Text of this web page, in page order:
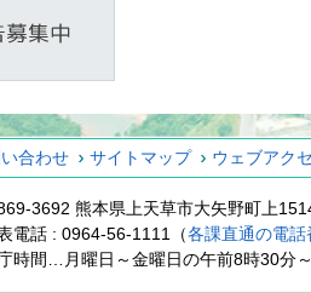
合わせ サイトマップ ウェブアク
3692 熊本県上天草市大矢野町上
電話 : 0964-56-1111（各課直通の電話
時間…月曜日～金曜日の午前8時30分